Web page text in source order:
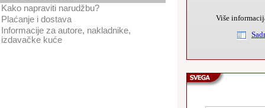
Kako napraviti narudžbu?
Plaćanje i dostava
Informacije za autore, nakladnike,
izdavačke kuće
Više